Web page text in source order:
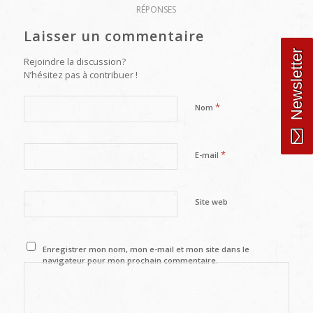
RÉPONSES
Laisser un commentaire
Rejoindre la discussion?
N’hésitez pas à contribuer !
Nom *
E-mail *
Site web
Enregistrer mon nom, mon e-mail et mon site dans le
navigateur pour mon prochain commentaire.
Newsletter